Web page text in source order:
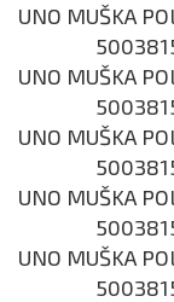
UNO MUŠKA
UNO MUŠKA
UNO MUŠKA
UNO MUŠKA
UNO MUŠKA